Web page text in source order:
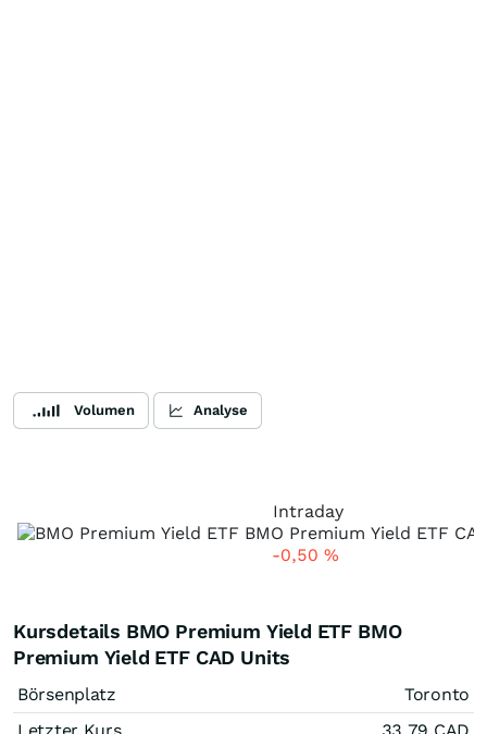
Volumen Analyse
Intraday
-0,50 %
Kursdetails BMO Premium Yield ETF BMO
Premium Yield ETF CAD Units
Börsenplatz
Toronto